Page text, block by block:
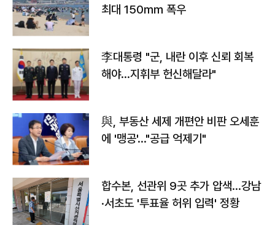
최대 150㎜ 폭우
李대통령 "군, 내란 이후 신뢰 회복
해야…지휘부 헌신해달라"
與, 부동산 세제 개편안 비판 오세훈
에 '맹공'…"공급 억제기"
합수본, 선관위 9곳 추가 압색…강남
·서초도 '투표율 허위 입력' 정황